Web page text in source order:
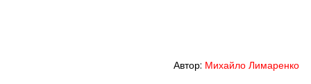
Автор: Михайло Лимаренко